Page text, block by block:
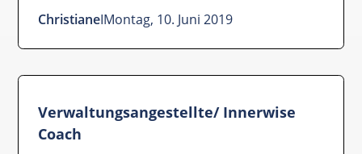
ChristianeIMontag, 10. Juni 2019
Verwaltungsangestellte/ Innerwise
Coach